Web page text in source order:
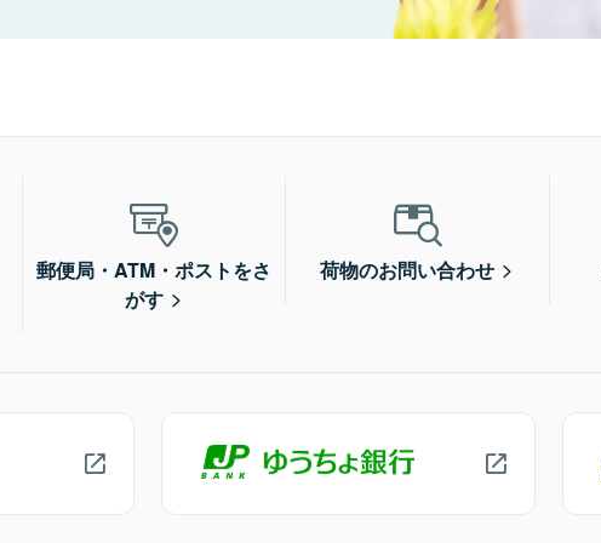
郵便局・ATM・ポストをさ
がす
荷物のお問い合わせ